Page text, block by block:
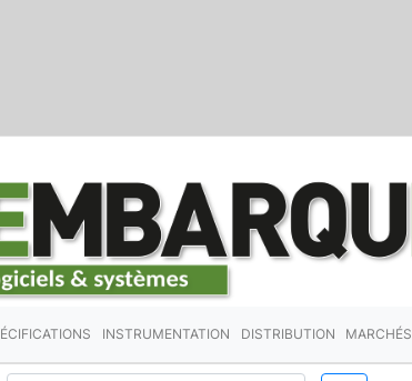
INSTRUMENTATION DISTRIBUTION MARCHÉS